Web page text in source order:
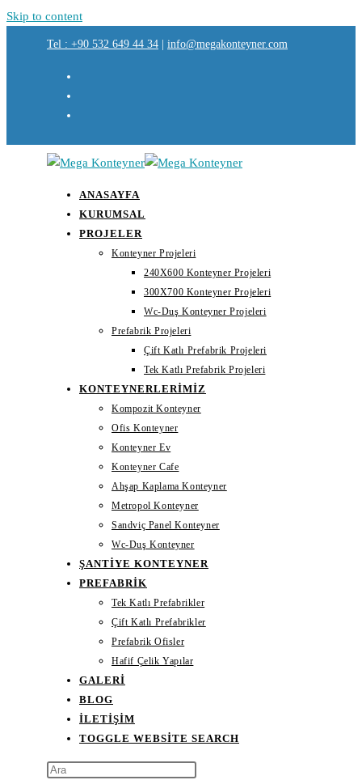
Skip to content
Tel : +90 532 649 44 34 info@megakonteyner.com
ANASAYFA
KURUMSAL
PROJELER
Konteyner Projeleri
240X600 Konteyner Projeleri
300X700 Konteyner Projeleri
Wc-Duş Konteyner Projeleri
Prefabrik Projeleri
Çift Katlı Prefabrik Projeleri
Tek Katlı Prefabrik Projeleri
KONTEYNERLERIMIZ
Kompozit Konteyner
Ofis Konteyner
Konteyner Ev
Konteyner Cafe
Ahşap Kaplama Konteyner
Metropol Konteyner
Sandviç Panel Konteyner
Wc-Duş Konteyner
ŞANTIYE KONTEYNER
PREFABRIK
Tek Katlı Prefabrikler
Çift Katlı Prefabrikler
Prefabrik Ofisler
Hafif Çelik Yapılar
GALERI
BLOG
İLETIŞIM
TOGGLE WEBSITE SEARCH